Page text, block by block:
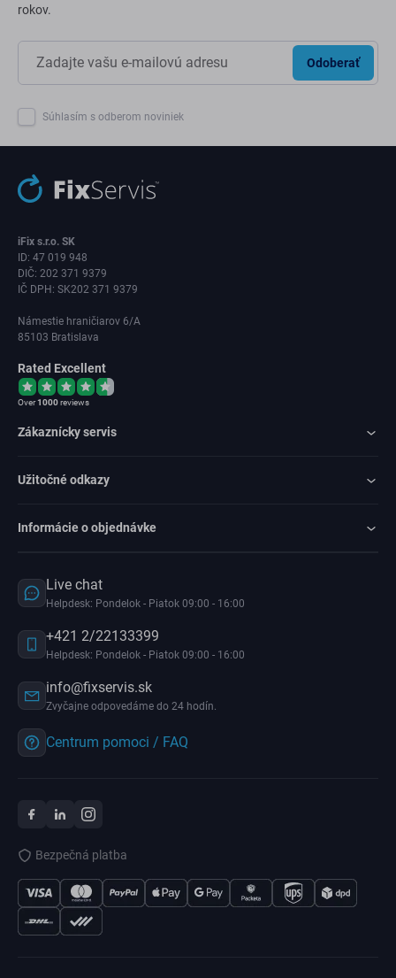
rokov.
Odoberať
Súhlasím s odberom noviniek
iFix s.r.o. SK
ID: 47 019 948
DIČ: 202 371 9379
IČ DPH: SK202 371 9379
Námestie hraničiarov 6/A
85103 Bratislava
Rated Excellent
Over1000reviews
Zákaznícky servis
Užitočné odkazy
Informácie o objednávke
Live chat
Helpdesk: Pondelok - Piatok 09:00 - 16:00
+421 2/22133399
Helpdesk: Pondelok - Piatok 09:00 - 16:00
info@fixservis.sk
Zvyčajne odpovedáme do 24 hodín.
Centrum pomoci / FAQ
Bezpečná platba